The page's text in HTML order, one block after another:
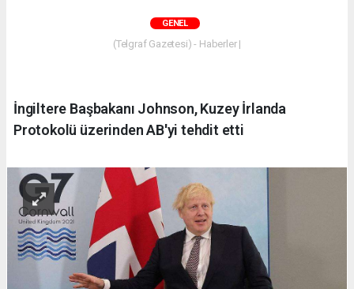
GENEL
(Telgraf Gazetesi) - Haberler |
İngiltere Başbakanı Johnson, Kuzey İrlanda
Protokolü üzerinden AB'yi tehdit etti